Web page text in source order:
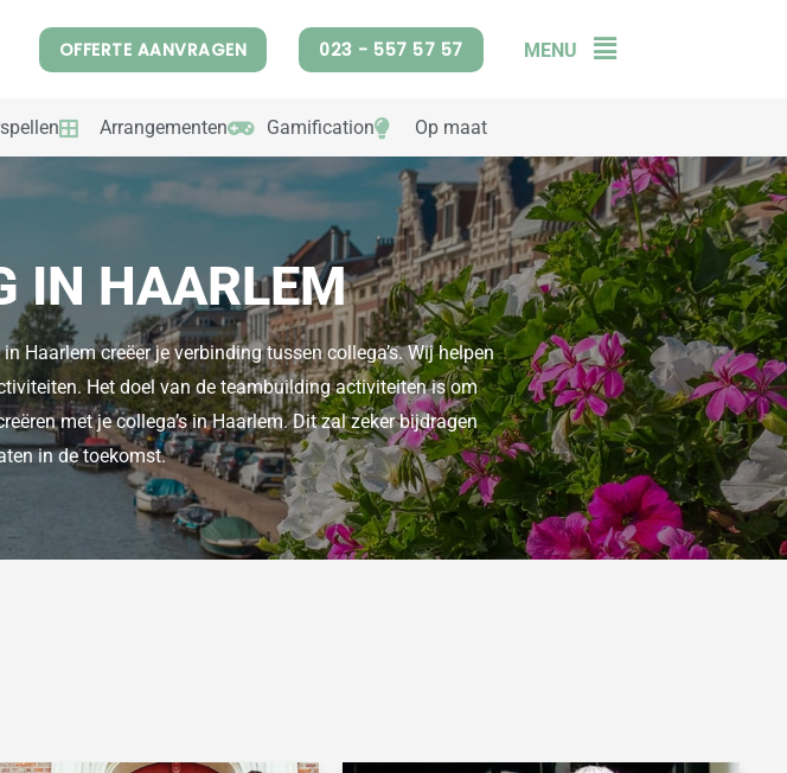
OFFERTE AANVRAGEN 023 - 557 57 57 MENU
Flyout
Arrangementen Gamification Op maat
IN HAARLEM
Haarlem creëer je verbinding tussen collega’s. Wij helpen
Het doel van de teambuilding activiteiten is om
met je collega’s in Haarlem. Dit zal zeker bijdragen
in de toekomst.